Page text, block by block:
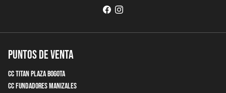
Puntos de Venta
CC Titan Plaza Bogota
CC Fundadores Manizales